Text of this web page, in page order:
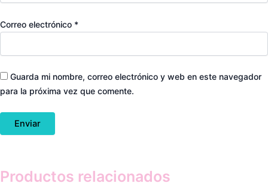
Correo electrónico *
Guarda mi nombre, correo electrónico y web en este navegador
para la próxima vez que comente.
Productos relacionados